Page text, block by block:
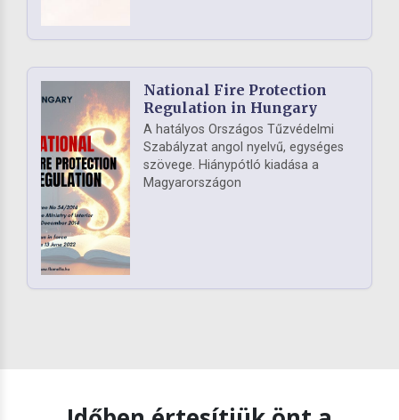
National Fire Protection
Regulation in Hungary
A hatályos Országos Tűzvédelmi
Szabályzat angol nyelvű, egységes
szövege. Hiánypótló kiadása a
Magyarországon